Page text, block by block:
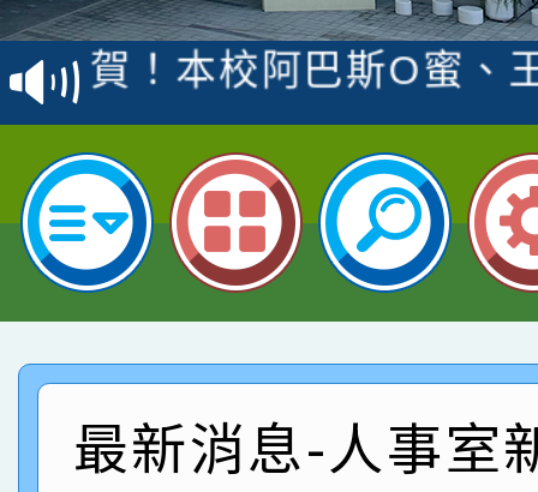
賽 洪綺君教師榮獲社
賀！本校阿巴斯O蜜、
名 指導老師王老師、
賀！本校四年二班張O
園市英語競賽國小朗讀
指導老師林老師
賀！本校參加桃園市中
賽 劉文瑛教師榮獲教
臺灣台語-第二名
賀！本校參與2026世
市賽榮獲科學小創客佳
創客第三名。
賀！本校參加桃園市中
賽 洪綺君教師榮獲社
名
賀！本校阿巴斯O蜜、
倩參加桃園市科展 國
賀！本校四年二班張O
最新消息-人事室